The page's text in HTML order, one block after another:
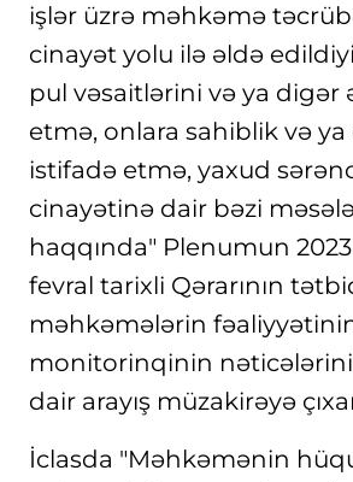
işlər üzrə məhkəmə
cinayət yolu ilə əldə
pul vəsaitlərini və ya digər
etmə, onlara sahiblik və
istifadə etmə, yaxud
cinayətinə dair bəzi
haqqında" Plenumun
fevral tarixli Qərarının
məhkəmələrin
monitorinqinin
dair arayış müzakirəyə
İclasda "Məhkəmənin